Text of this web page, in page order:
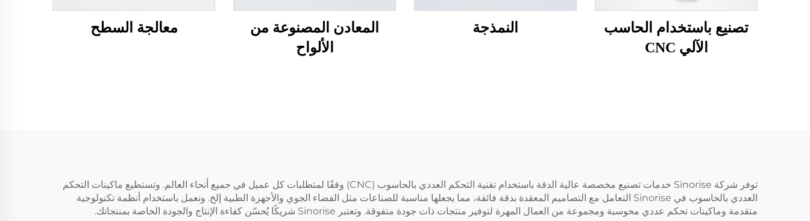
تصنيع باستخدام الحاسب
الآلي CNC
النمذجة
المعادن المصنوعة من
الألواح
معالجة السطح
توفر شركة Sinorise خدمات تصنيع مخصصة عالية الدقة باستخدام تقنية التحكم العددي بالحاسوب (CNC) وفقًا لمتطلبات كل عميل في جميع أنحاء العالم. وتستطيع ماكينات التحكم
العددي بالحاسوب في Sinorise التعامل مع التصاميم المعقدة بدقة فائقة، مما يجعلها مناسبة للصناعات مثل الفضاء الجوي والأجهزة الطبية إلخ. ونعمل باستخدام أنظمة تكنولوجية
متقدمة وماكينات تحكم عددي محوسبة ومجموعة من العمال المهرة لتوفير منتجات ذات جودة متفوقة. وتعتبر Sinorise شريكًا يُحسّن كفاءة الإنتاج والجودة الخاصة بمنتجاتك.